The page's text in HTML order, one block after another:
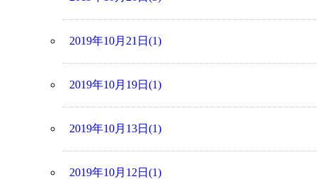
2019年10月21日(1)
2019年10月19日(1)
2019年10月13日(1)
2019年10月12日(1)